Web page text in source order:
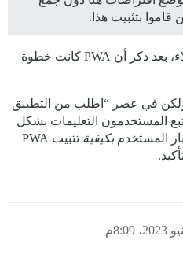
بتثبيت هذا.
كانت ملاحظاتي خاصة من العملاء، بعد ذكر أن PWA كانت خطوة
ولكن في عصر “اطلب من التطبيق
المستخدمون التعليمات بشكل
المستخدم بكيفية
تثبيت PWA